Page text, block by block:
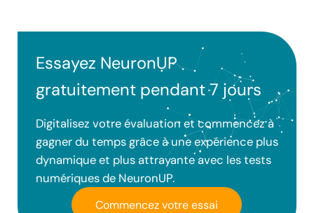
Essayez NeuronUP
gratuitement pendant 7 jours
Digitalisez votre évaluation et commencez à
gagner du temps grâce à une expérience plus
dynamique et plus attrayante avec les tests
numériques de NeuronUP.
Commencez votre essai